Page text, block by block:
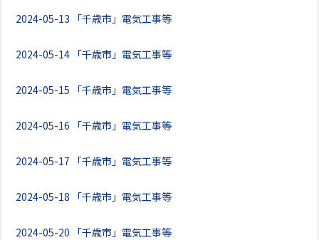
2024-05-13 「千歳市」電気工事等
2024-05-14 「千歳市」電気工事等
2024-05-15 「千歳市」電気工事等
2024-05-16 「千歳市」電気工事等
2024-05-17 「千歳市」電気工事等
2024-05-18 「千歳市」電気工事等
2024-05-20 「千歳市」電気工事等